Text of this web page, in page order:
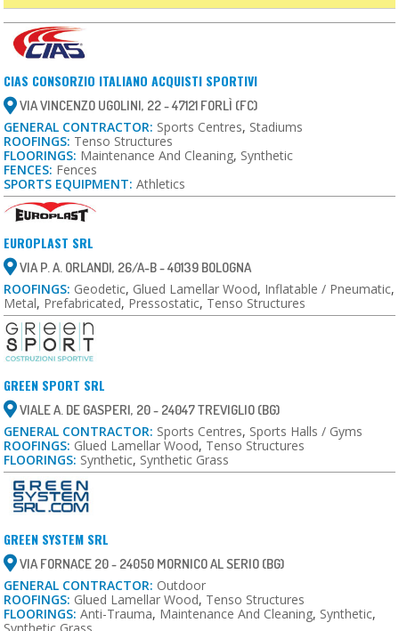
CIAS CONSORZIO ITALIANO ACQUISTI SPORTIVI
VIA VINCENZO UGOLINI, 22 - 47121 FORLÌ (FC)
GENERAL CONTRACTOR: Sports Centres, Stadiums
ROOFINGS: Tenso Structures
FLOORINGS: Maintenance And Cleaning, Synthetic
FENCES: Fences
SPORTS EQUIPMENT: Athletics
EUROPLAST SRL
VIA P. A. ORLANDI, 26/A-B - 40139 BOLOGNA
ROOFINGS: Geodetic, Glued Lamellar Wood, Inflatable / Pneumatic,
Metal, Prefabricated, Pressostatic, Tenso Structures
GREEN SPORT SRL
VIALE A. DE GASPERI, 20 - 24047 TREVIGLIO (BG)
GENERAL CONTRACTOR: Sports Centres, Sports Halls / Gyms
ROOFINGS: Glued Lamellar Wood, Tenso Structures
FLOORINGS: Synthetic, Synthetic Grass
GREEN SYSTEM SRL
VIA FORNACE 20 - 24050 MORNICO AL SERIO (BG)
GENERAL CONTRACTOR: Outdoor
ROOFINGS: Glued Lamellar Wood, Tenso Structures
FLOORINGS: Anti-Trauma, Maintenance And Cleaning, Synthetic,
Synthetic Grass